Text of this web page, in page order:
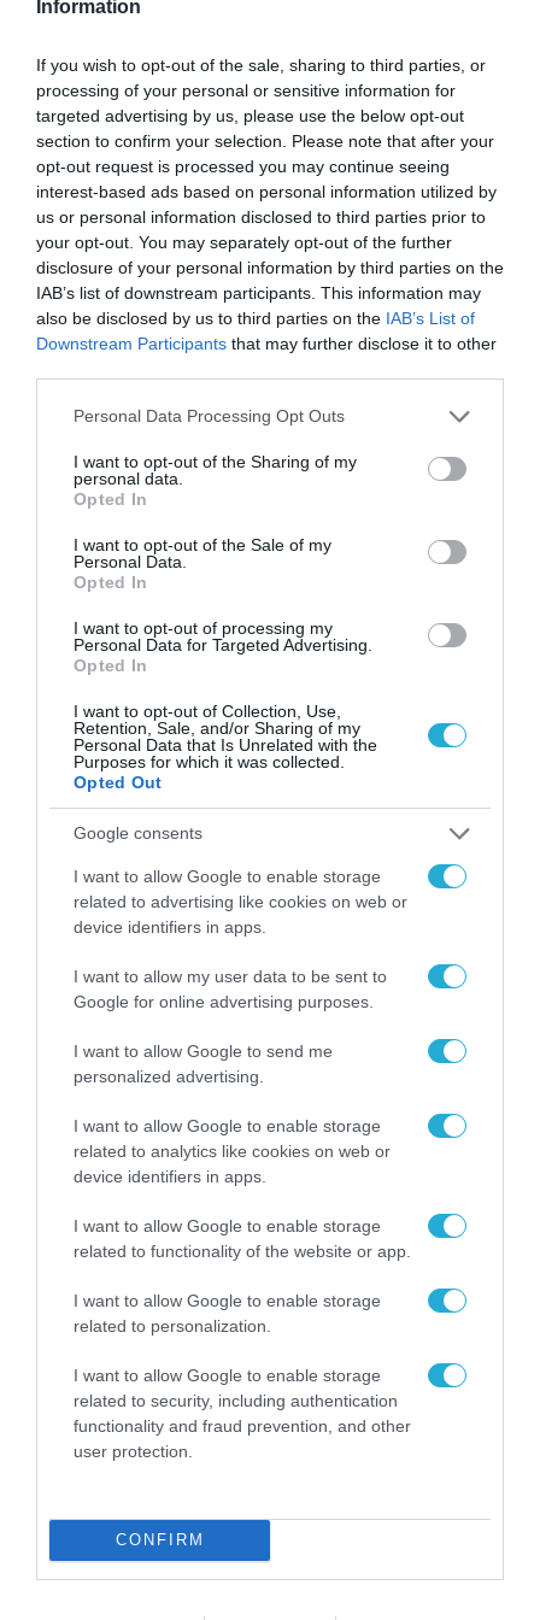
Information
If you wish to opt-out of the sale, sharing to third parties, or
processing of your personal or sensitive information for
targeted advertising by us, please use the below opt-out
section to confirm your selection. Please note that after your
opt-out request is processed you may continue seeing
interest-based ads based on personal information utilized by
us or personal information disclosed to third parties prior to
your opt-out. You may separately opt-out of the further
disclosure of your personal information by third parties on the
IAB’s list of downstream participants. This information may
also be disclosed by us to third parties on the IAB’s List of
Downstream Participants that may further disclose it to other
Please note that this website/app uses one or more Google
not limited to your visit or usage behaviour. You may click to
grant or deny consent to Google and its third-party tags to
use your data for below specified purposes in below Google
consent section.
Personal Data Processing Opt Outs
I want to opt-out of the Sharing of my
personal data.
Opted In
I want to opt-out of the Sale of my
Personal Data.
Opted In
I want to opt-out of processing my
Personal Data for Targeted Advertising.
Opted In
I want to opt-out of Collection, Use,
Retention, Sale, and/or Sharing of my
Personal Data that Is Unrelated with the
Purposes for which it was collected.
Opted Out
Google consents
I want to allow Google to enable storage
related to advertising like cookies on web or
device identifiers in apps.
I want to allow my user data to be sent to
Google for online advertising purposes.
I want to allow Google to send me
personalized advertising.
I want to allow Google to enable storage
related to analytics like cookies on web or
device identifiers in apps.
I want to allow Google to enable storage
related to functionality of the website or app.
I want to allow Google to enable storage
related to personalization.
I want to allow Google to enable storage
related to security, including authentication
functionality and fraud prevention, and other
user protection.
CONFIRM
και ασφαλούς χρήσης του διαδικτύου
(σχετικό το από 3-9-2025 δελτίο τύπου
Αναλυτικά οι σχολικές μονάδες και οι
φορείς όπου πραγματοποιήθηκαν
ενημερωτικές δράσεις και διαλέξεις είναι
διαθέσιμες εδώ.
TAGS:
ΑΣΦΑΛΗ
ΠΛΟΗΓΗΣΗ
ΔΙΑΔΙΚΤΥΟ
ΔΙΕΥΘΥΝΣΗ ΔΙΩΞΗΣ
ΚΥΒΕΡΝΟΕΓΚΛΗΜΑΤΟΣ
ΡΟΗ ΕΙΔΗΣΕΩΝ
από την ΕΕ έργο “The
Gaming Police”
των παιδιών στο
διαδίκτυο
για τα πρόστιμα σε
παραβάσεις που
αφορούν τους ΦΗΜ
31.07.2026
δεν είναι απλώς μια
νέα τεχνολογία, είναι
μια νέα βιομηχανική
31.07.2026